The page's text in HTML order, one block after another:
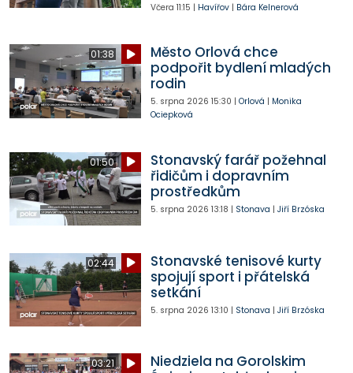
Včera 11:15 | Havířov| Bára Kelnerová
01:38
Město Orlová chce
podpořit bydlení mladých
rodin
5. srpna 2026 15:30 | Orlová | Monika
Ociepková
01:50
Stonavský farář požehnal
řidičům i dopravním
prostředkům
5. srpna 2026 13:18 | Stonava | Jiří Brzóska
02:44
Stonavské tenisové kurty
spojují sport i přátelská
setkání
5. srpna 2026 13:10 | Stonava | Jiří Brzóska
03:21
Niedziela na Gorolskim